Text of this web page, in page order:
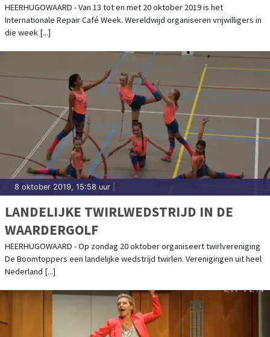
HEERHUGOWAARD - Van 13 tot en met 20 oktober 2019 is het
Internationale Repair Café Week. Wereldwijd organiseren vrijwilligers in
die week [...]
8 oktober 2019, 15:58 uur
LANDELIJKE TWIRLWEDSTRIJD IN DE
WAARDERGOLF
HEERHUGOWAARD - Op zondag 20 oktober organiseert twirlvereniging
De Boomtoppers een landelijke wedstrijd twirlen. Verenigingen uit heel
Nederland [...]